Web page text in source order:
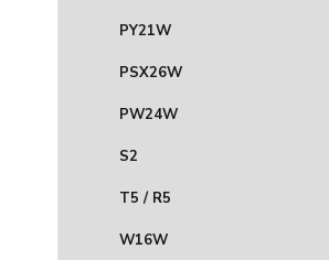
PY21W
PSX26W
PW24W
S2
T5 / R5
W16W